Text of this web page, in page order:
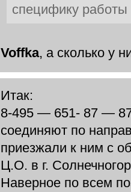
специфику
Voffka, а сколько у
Итак:
8-495 — 651- 87 —
соединяют по
приезжали к ним с
Ц.О. в г.
Наверное по всем